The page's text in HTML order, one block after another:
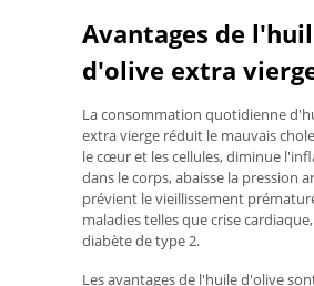
Avantages de
d'olive extra
La consommation quotidienne
extra vierge réduit le mauvais
le cœur et les cellules, diminue
dans le corps, abaisse la pression
prévient le vieillissement
maladies telles que crise
diabète de type 2.
Les avantages de l'huile d'olive